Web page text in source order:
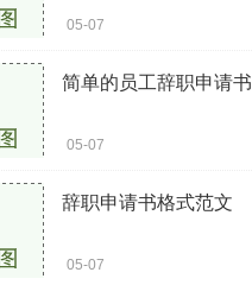
05-07
简单的员工辞职申请书
05-07
辞职申请书格式范文
05-07